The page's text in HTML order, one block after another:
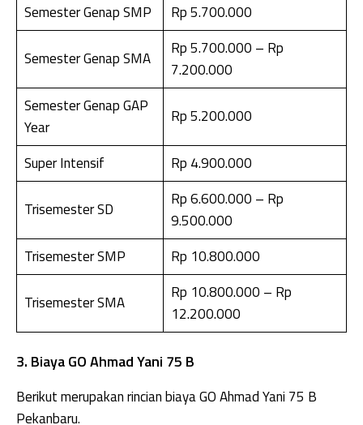
Semester Genap SMP
Rp 5.700.000
Semester Genap SMA
Rp 5.700.000 – Rp
7.200.000
Semester Genap GAP
Year
Rp 5.200.000
Super Intensif Rp 4.900.000
Trisemester SD
Rp 6.600.000 – Rp
9.500.000
Trisemester SMP
Rp 10.800.000
Trisemester SMA
Rp 10.800.000 – Rp
12.200.000
3. Biaya GO Ahmad Yani 75 B
Berikut merupakan rincian biaya GO Ahmad Yani 75 B
Pekanbaru.